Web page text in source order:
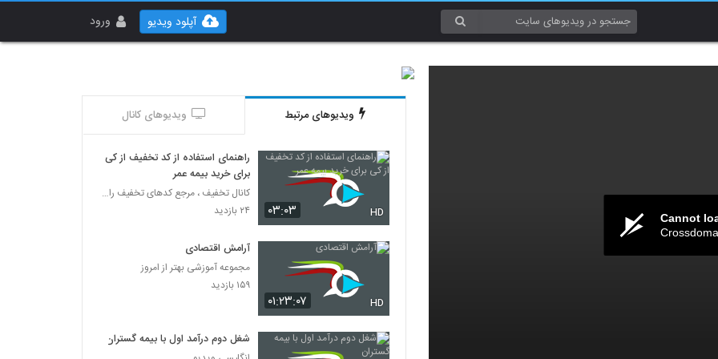
ورود آپلود ویدیو
Cannot
ویدیوهای مرتبط ویدیوهای کانال
۰۳:۰۳ HD
راهنمای استفاده از کد تخفیف از کی
برای خرید بیمه عمر
کانال تخفیف ، مرجع کدهای تخفیف رایگان
۲۴ بازدید
۰۱:۲۳:۰۷ HD
آرامش اقتصادی
مجموعه آموزشی بهتر از امروز
۱۵۹ بازدید
شغل دوم درآمد اول با بیمه گستران